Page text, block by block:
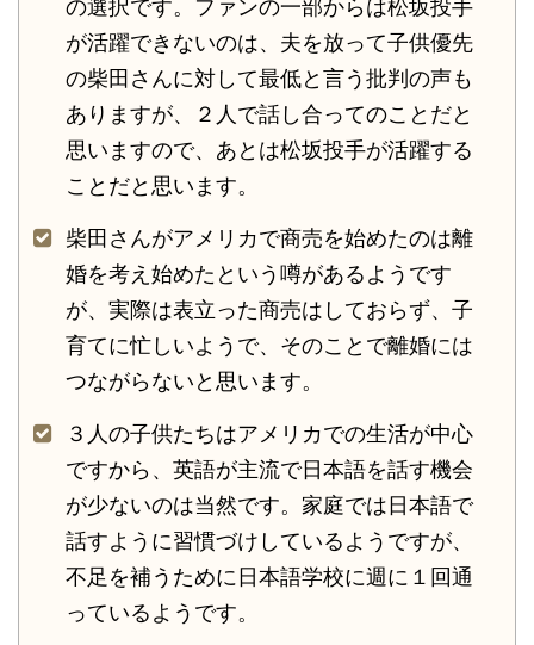
の選択です。ファンの一部からは松坂投手
が活躍できないのは、夫を放って子供優先
の柴田さんに対して最低と言う批判の声も
ありますが、２人で話し合ってのことだと
思いますので、あとは松坂投手が活躍する
ことだと思います。
柴田さんがアメリカで商売を始めたのは離
婚を考え始めたという噂があるようです
が、実際は表立った商売はしておらず、子
育てに忙しいようで、そのことで離婚には
つながらないと思います。
３人の子供たちはアメリカでの生活が中心
ですから、英語が主流で日本語を話す機会
が少ないのは当然です。家庭では日本語で
話すように習慣づけしているようですが、
不足を補うために日本語学校に週に１回通
っているようです。